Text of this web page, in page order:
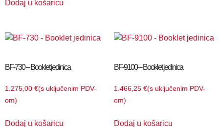
Dodaj u košaricu
BF-730 – Booklet jedinica
1.275,00 €(s uključenim PDV-
om)
Dodaj u košaricu
BF-9100 – Booklet jedinica
1.466,25 €(s uključenim PDV-
om)
Dodaj u košaricu